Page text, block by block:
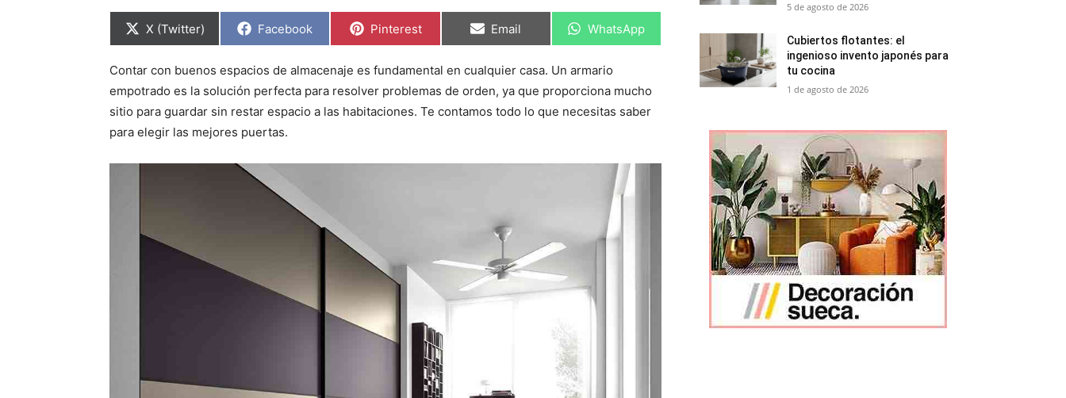
C
a
r
t
i
e
X (Twitter) C
a
r
t
i
e
Facebook C
p
a
r
t
i
Pinterest C
a
r
t
i
Email C
a
r
t
i
WhatsApp
Contar con buenos espacios de almacenaje es fundamental en cualquier casa. Un armario
empotrado es la solución perfecta para resolver problemas de orden, ya que proporciona mucho
sitio para guardar sin restar espacio a las habitaciones. Te contamos todo lo que necesitas saber
para elegir las mejores puertas.
5 de agosto de 2026
Cubiertos flotantes: el
ingenioso invento japonés para
tu cocina
1 de agosto de 2026